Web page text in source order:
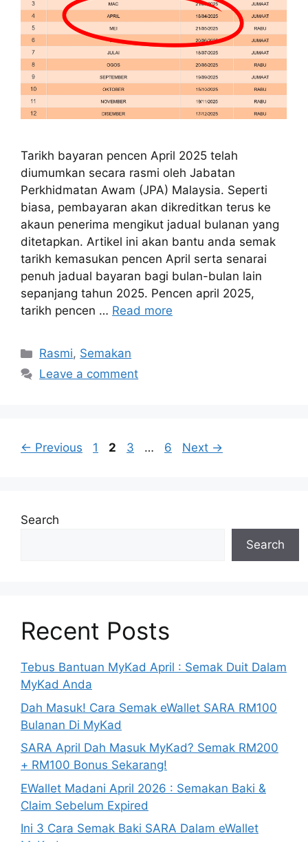
Tarikh bayaran pencen April 2025 telah
diumumkan secara rasmi oleh Jabatan
Perkhidmatan Awam (JPA) Malaysia. Seperti
biasa, pembayaran akan dikreditkan terus ke
akaun penerima mengikut jadual bulanan yang
ditetapkan. Artikel ini akan bantu anda semak
tarikh kemasukan pencen April serta senarai
penuh jadual bayaran bagi bulan-bulan lain
sepanjang tahun 2025. Pencen april 2025,
tarikh pencen … Read more
Categories
Rasmi, Semakan
Leave a comment
← Previous Page
1 Page
2 Page
3 … Page
6 Next →
Search
Search
Recent Posts
Tebus Bantuan MyKad April : Semak Duit Dalam
MyKad Anda
Dah Masuk! Cara Semak eWallet SARA RM100
Bulanan Di MyKad
SARA April Dah Masuk MyKad? Semak RM200
+ RM100 Bonus Sekarang!
EWallet Madani April 2026 : Semakan Baki &
Claim Sebelum Expired
Ini 3 Cara Semak Baki SARA Dalam eWallet